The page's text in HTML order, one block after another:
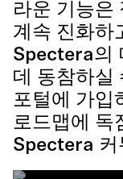
라운 기능은
계속 진화하
Spectera의
데 동참하실
포털에 가입
로드맵에 독
Spectera 커